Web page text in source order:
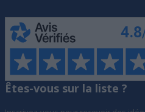
Êtes-vous sur la liste ?